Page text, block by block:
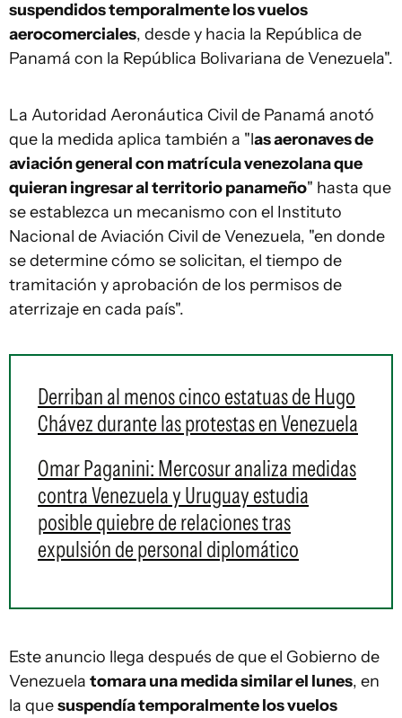
suspendidos temporalmente los vuelos
aerocomerciales, desde y hacia la República de
Panamá con la República Bolivariana de Venezuela".
La Autoridad Aeronáutica Civil de Panamá anotó
que la medida aplica también a "las aeronaves de
aviación general con matrícula venezolana que
quieran ingresar al territorio panameño" hasta que
se establezca un mecanismo con el Instituto
Nacional de Aviación Civil de Venezuela, "en donde
se determine cómo se solicitan, el tiempo de
tramitación y aprobación de los permisos de
aterrizaje en cada país".
Derriban al menos cinco estatuas de Hugo
Chávez durante las protestas en Venezuela
Omar Paganini: Mercosur analiza medidas
contra Venezuela y Uruguay estudia
posible quiebre de relaciones tras
expulsión de personal diplomático
Este anuncio llega después de que el Gobierno de
Venezuela tomara una medida similar el lunes, en
la quesuspendía temporalmente los vuelos